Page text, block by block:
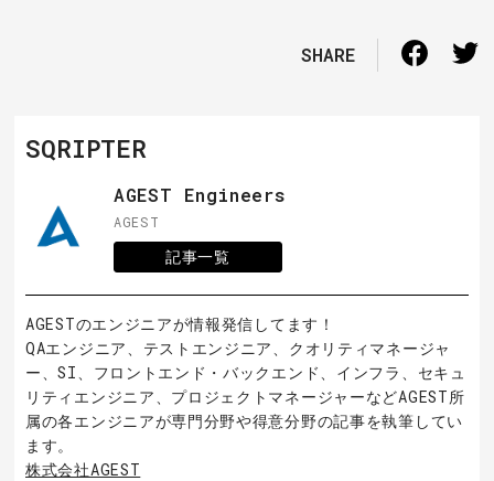
SHARE
SQRIPTER
AGEST Engineers
AGEST
記事一覧
AGESTのエンジニアが情報発信してます！
QAエンジニア、テストエンジニア、クオリティマネージャ
ー、SI、フロントエンド・バックエンド、インフラ、セキュ
リティエンジニア、プロジェクトマネージャーなどAGEST所
属の各エンジニアが専門分野や得意分野の記事を執筆してい
ます。
株式会社AGEST